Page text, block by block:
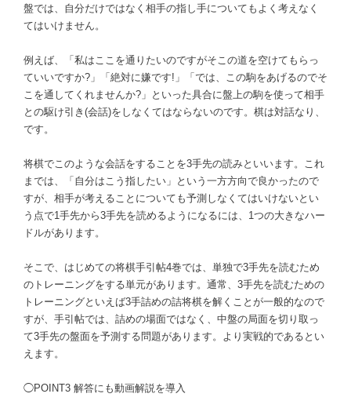
盤では、自分だけではなく相手の指し手についてもよく考えなく
てはいけません。
例えば、「私はここを通りたいのですがそこの道を空けてもらっ
ていいですか?」「絶対に嫌です!」「では、この駒をあげるのでそ
こを通してくれませんか?」といった具合に盤上の駒を使って相手
との駆け引き(会話)をしなくてはならないのです。棋は対話なり、
です。
将棋でこのような会話をすることを3手先の読みといいます。これ
までは、「自分はこう指したい」という一方方向で良かったので
すが、相手が考えることについても予測しなくてはいけないとい
う点で1手先から3手先を読めるようになるには、1つの大きなハー
ドルがあります。
そこで、はじめての将棋手引帖4巻では、単独で3手先を読むため
のトレーニングをする単元があります。通常、3手先を読むための
トレーニングといえば3手詰めの詰将棋を解くことが一般的なので
すが、手引帖では、詰めの場面ではなく、中盤の局面を切り取っ
て3手先の盤面を予測する問題があります。より実戦的であるとい
えます。
◯POINT3 解答にも動画解説を導入